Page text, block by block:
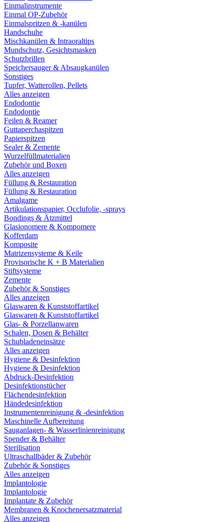
Einmalinstrumente
Einmal OP-Zubehör
Einmalspritzen & -kanülen
Handschuhe
Mischkanülen & Intraoraltips
Mundschutz, Gesichtsmasken
Schutzbrillen
Speichersauger & Absaugkanülen
Sonstiges
Tupfer, Watterollen, Pellets
Alles anzeigen
Endodontie
Endodontie
Feilen & Reamer
Guttaperchaspitzen
Papierspitzen
Sealer & Zemente
Wurzelfüllmaterialien
Zubehör und Boxen
Alles anzeigen
Füllung & Restauration
Füllung & Restauration
Amalgame
Artikulationspapier, Occlufolie, -sprays
Bondings & Ätzmittel
Glasionomere & Kompomere
Kofferdam
Komposite
Matrizensysteme & Keile
Provisorische K + B Materialien
Stiftsysteme
Zemente
Zubehör & Sonstiges
Alles anzeigen
Glaswaren & Kunststoffartikel
Glaswaren & Kunststoffartikel
Glas- & Porzellanwaren
Schalen, Dosen & Behälter
Schubladeneinsätze
Alles anzeigen
Hygiene & Desinfektion
Hygiene & Desinfektion
Abdruck-Desinfektion
Desinfektionstücher
Flächendesinfektion
Händedesinfektion
Instrumentenreinigung & -desinfektion
Maschinelle Aufbereitung
Sauganlagen- & Wasserlinienreinigung
Spender & Behälter
Sterilisation
Ultraschallbäder & Zubehör
Zubehör & Sonstiges
Alles anzeigen
Implantologie
Implantologie
Implantate & Zubehör
Membranen & Knochenersatzmaterial
Alles anzeigen